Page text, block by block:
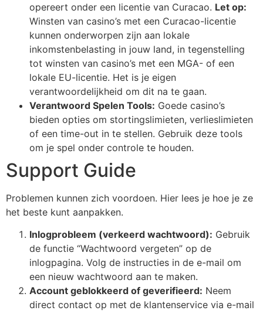
opereert onder een licentie van Curacao. Let op:
Winsten van casino’s met een Curacao-licentie
kunnen onderworpen zijn aan lokale
inkomstenbelasting in jouw land, in tegenstelling
tot winsten van casino’s met een MGA- of een
lokale EU-licentie. Het is je eigen
verantwoordelijkheid om dit na te gaan.
Verantwoord Spelen Tools: Goede casino’s
bieden opties om stortingslimieten, verlieslimieten
of een time-out in te stellen. Gebruik deze tools
om je spel onder controle te houden.
Support Guide
Problemen kunnen zich voordoen. Hier lees je hoe je ze
het beste kunt aanpakken.
Inlogprobleem (verkeerd wachtwoord): Gebruik
de functie “Wachtwoord vergeten” op de
inlogpagina. Volg de instructies in de e-mail om
een nieuw wachtwoord aan te maken.
Account geblokkeerd of geverifieerd: Neem
direct contact op met de klantenservice via e-mail